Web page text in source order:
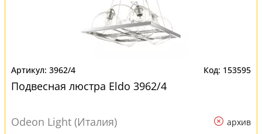
3962/4 153595
Подвесная люстра Eldo 3962/4
Odeon Light (Италия) архив